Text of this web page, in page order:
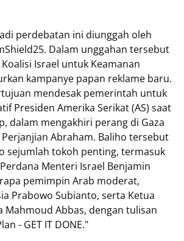
perdebatan ini diunggah oleh
Dalam unggahan tersebut
Israel untuk Keamanan
kampanye papan reklame baru.
mendesak pemerintah untuk
Presiden Amerika Serikat (AS) saat
dalam mengakhiri perang di Gaza
Abraham. Baliho tersebut
sejumlah tokoh penting, termasuk
Menteri Israel Benjamin
pemimpin Arab moderat,
Prabowo Subianto, serta Ketua
Mahmoud Abbas, dengan tulisan
- GET IT DONE."